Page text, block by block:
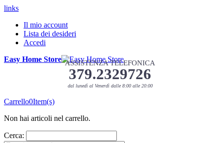
links
Il mio account
Lista dei desideri
Accedi
Easy Home Store ASSISTENZA TELEFONICA
379.2329726
dal lunedì al Venerdì dalle 8:00 alle 20:00
Carrello0Item(s)
Non hai articoli nel carrello.
Cerca: